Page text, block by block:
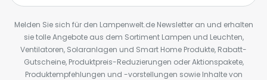
Melden Sie sich für den Lampenwelt.de Newsletter an und erhalten
sie tolle Angebote aus dem Sortiment Lampen und Leuchten,
Ventilatoren, Solaranlagen und Smart Home Produkte, Rabatt-
Gutscheine, Produktpreis-Reduzierungen oder Aktionspakete,
Produktempfehlungen und -vorstellungen sowie Inhalte von